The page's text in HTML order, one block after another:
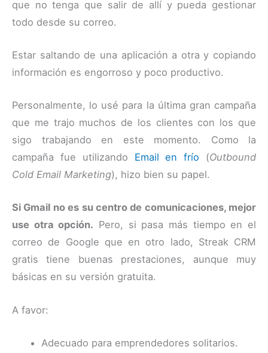
que no tenga que salir de allí y pueda gestionar
todo desde su correo.
Estar saltando de una aplicación a otra y copiando
información es engorroso y poco productivo.
Personalmente, lo usé para la última gran campaña
que me trajo muchos de los clientes con los que
sigo trabajando en este momento. Como la
campaña fue utilizando Email en frío (Outbound
Cold Email Marketing), hizo bien su papel.
Si Gmail no es su centro de comunicaciones, mejor
use otra opción. Pero, si pasa más tiempo en el
correo de Google que en otro lado, Streak CRM
gratis tiene buenas prestaciones, aunque muy
básicas en su versión gratuita.
A favor:
Adecuado para emprendedores solitarios.